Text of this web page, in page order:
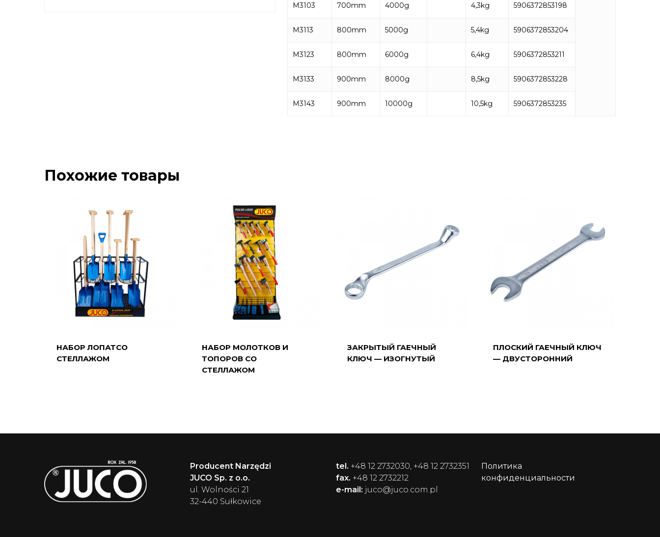
M3103 700mm 4000g 4,3kg 5906372853198
M3113 800mm 5000g 5,4kg 5906372853204
M3123 800mm 6000g 6,4kg 5906372853211
M3133 900mm 8000g 8,5kg 5906372853228
M3143 900mm 10000g 10,5kg 5906372853235
Похожие товары
НАБОР ЛОПАТСО
СТЕЛЛАЖОМ
НАБОР МОЛОТКОВ И
ТОПОРОВ СО
СТЕЛЛАЖОМ
ЗАКРЫТЫЙ ГАЕЧНЫЙ
КЛЮЧ — ИЗОГНУТЫЙ
ПЛОСКИЙ ГАЕЧНЫЙ КЛЮЧ
— ДВУСТОРОННИЙ
Producent Narzędzi
JUCO Sp. z o.o.
ul. Wolności 21
32-440 Sułkowice
tel. +48 12 2732030, +48 12 2732351
fax. +48 12 2732212
e-mail: juco@juco.com.pl
Политика
конфиденциальности